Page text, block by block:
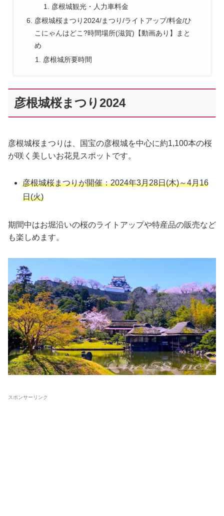
彦根城観光・人力車料金
彦根城桜まつり2024/まつり/ライトアップ/料金/ひ
こにゃんはどこ?時間場所(滋賀)【動画あり】まと
め
彦根城所要時間
彦根城桜まつり2024
彦根城桜まつりは、国宝の彦根城を中心に約1,100本の桜
が咲く美しいお花見スポットです。
彦根城桜まつりが開催：2024年3月28日(木)～4月16
日(火)
期間中はお堀沿いの桜のライトアップや特産品の販売など
も楽しめます。
スポンサーリンク